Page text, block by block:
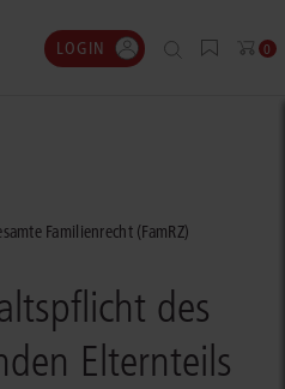
LOGIN 0
Familienrecht (FamRZ)
des
Elternteils